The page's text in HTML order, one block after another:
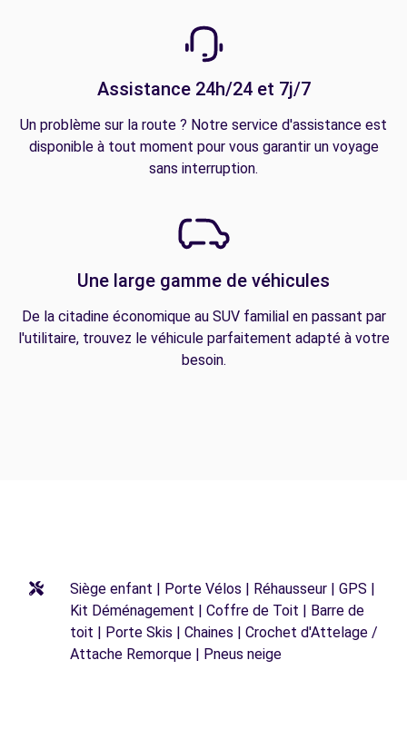
Assistance 24h/24 et 7j/7
Un problème sur la route ? Notre service d'assistance est
disponible à tout moment pour vous garantir un voyage
sans interruption.
Une large gamme de véhicules
De la citadine économique au SUV familial en passant par
l'utilitaire, trouvez le véhicule parfaitement adapté à votre
besoin.
Siège enfant | Porte Vélos | Réhausseur | GPS |
Kit Déménagement | Coffre de Toit | Barre de
toit | Porte Skis | Chaines | Crochet d'Attelage /
Attache Remorque | Pneus neige